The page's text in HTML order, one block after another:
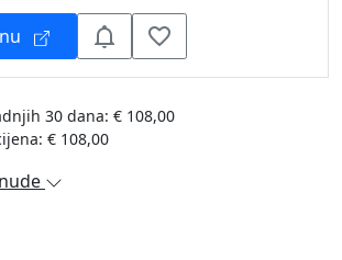
30 dana: € 108,00
€ 108,00